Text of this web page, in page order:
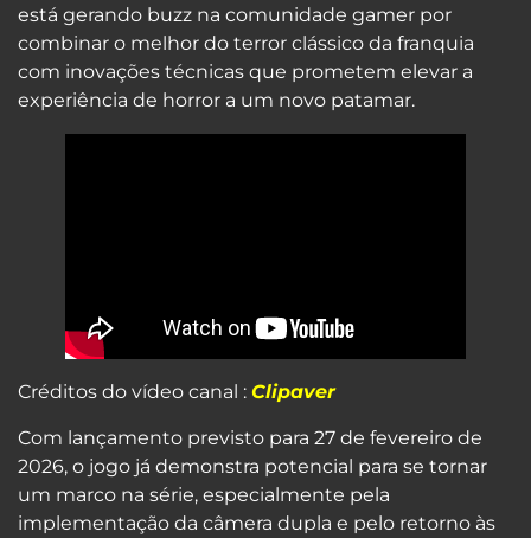
está gerando buzz na comunidade gamer por
combinar o melhor do terror clássico da franquia
com inovações técnicas que prometem elevar a
experiência de horror a um novo patamar.
Créditos do vídeo canal : Clipaver
Com lançamento previsto para 27 de fevereiro de
2026, o jogo já demonstra potencial para se tornar
um marco na série, especialmente pela
implementação da câmera dupla e pelo retorno às